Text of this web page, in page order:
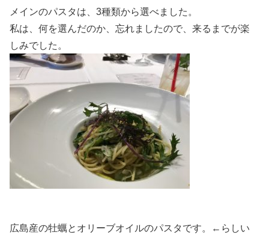
メインのパスタは、3種類から選べました。
私は、何を選んだのか、忘れましたので、来るまでが楽
しみでした。
広島産の牡蠣とオリーブオイルのパスタです。←らしい